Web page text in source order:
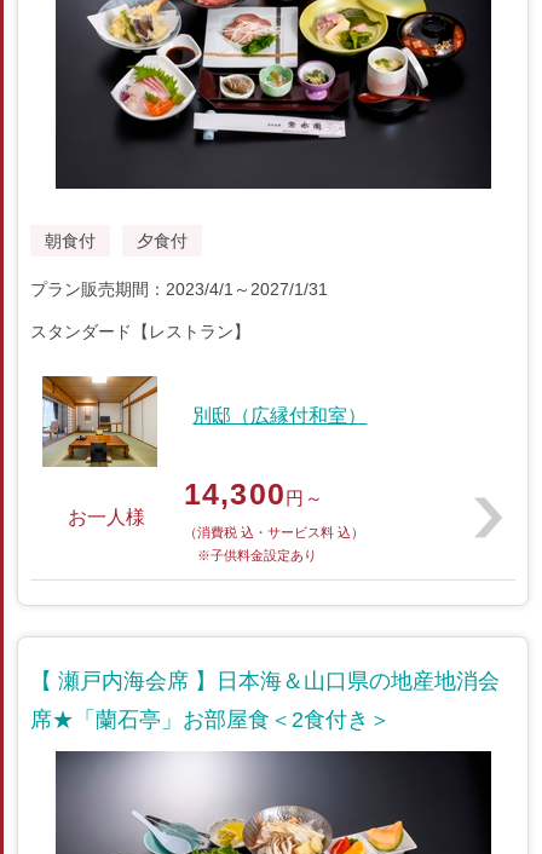
朝食付 夕食付
プラン販売期間：2023/4/1～2027/1/31
スタンダード【レストラン】
別邸（広縁付和室）
お一人様
14,300円～
（消費税 込・サービス料 込）
※子供料金設定あり
【 瀬戸内海会席 】日本海＆山口県の地産地消会
席★「蘭石亭」お部屋食＜2食付き＞